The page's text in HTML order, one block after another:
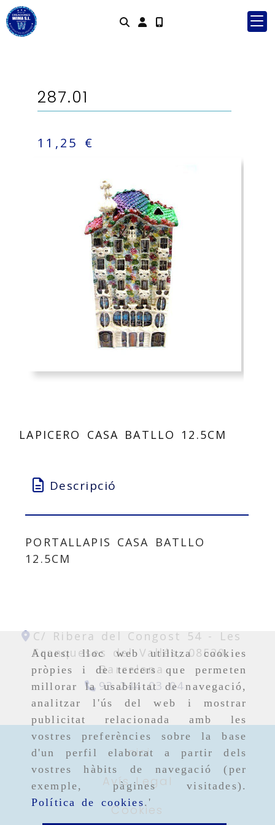
Aquest lloc web utilitza cookies
pròpies i de tercers que permeten
millorar la usabilitat de navegació,
analitzar l'ús del web i mostrar
publicitat relacionada amb les
vostres preferències sobre la base
d'un perfil elaborat a partir dels
vostres hàbits de navegació (per
exemple, pàgines visitades).
Política de cookies.'
Identifícat
287.01
11,25 €
LAPICERO CASA BATLLO 12.5CM
Descripció
PORTALLAPIS CASA BATLLO
12.5CM
C/ Ribera del Congost 54 -
Les
Franqueses del Vallés,08520,
Barcelona
93 244 03 04
Inici
Avís Legal
Cookies